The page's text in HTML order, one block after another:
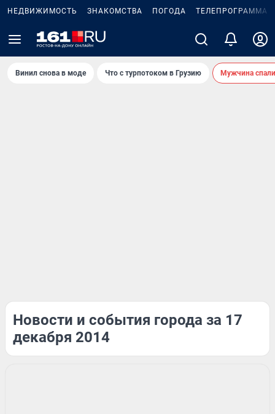
НЕДВИЖИМОСТЬ ЗНАКОМСТВА ПОГОДА ТЕЛЕПРОГРАММА
Винил снова в моде Что с турпотоком в Грузию Мужчина
Новости и события города за 17
декабря 2014